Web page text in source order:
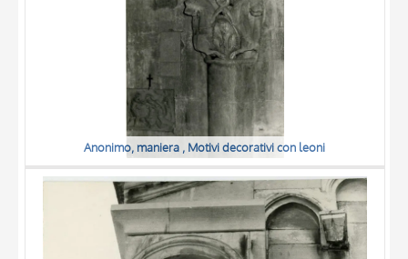
Anonimo, maniera , Motivi decorativi con leoni